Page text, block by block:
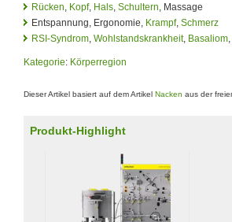
Rücken, Kopf, Hals, Schultern, Massage
Entspannung, Ergonomie, Krampf, Schmerz
RSI-Syndrom, Wohlstandskrankheit, Basaliom,
Kategorie: Körperregion
Dieser Artikel basiert auf dem Artikel Nacken aus der
Produkt-Highlight